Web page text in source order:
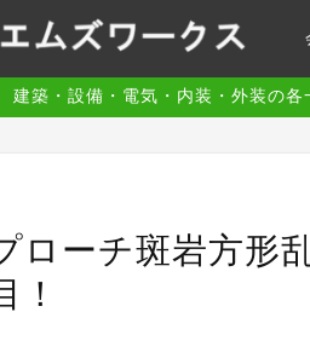
建築・設備・電気・内装・外装の
ローチ斑岩方形
！